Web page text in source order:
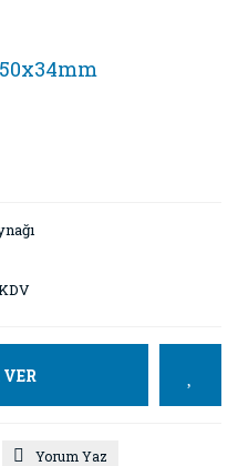
Yorum Yaz